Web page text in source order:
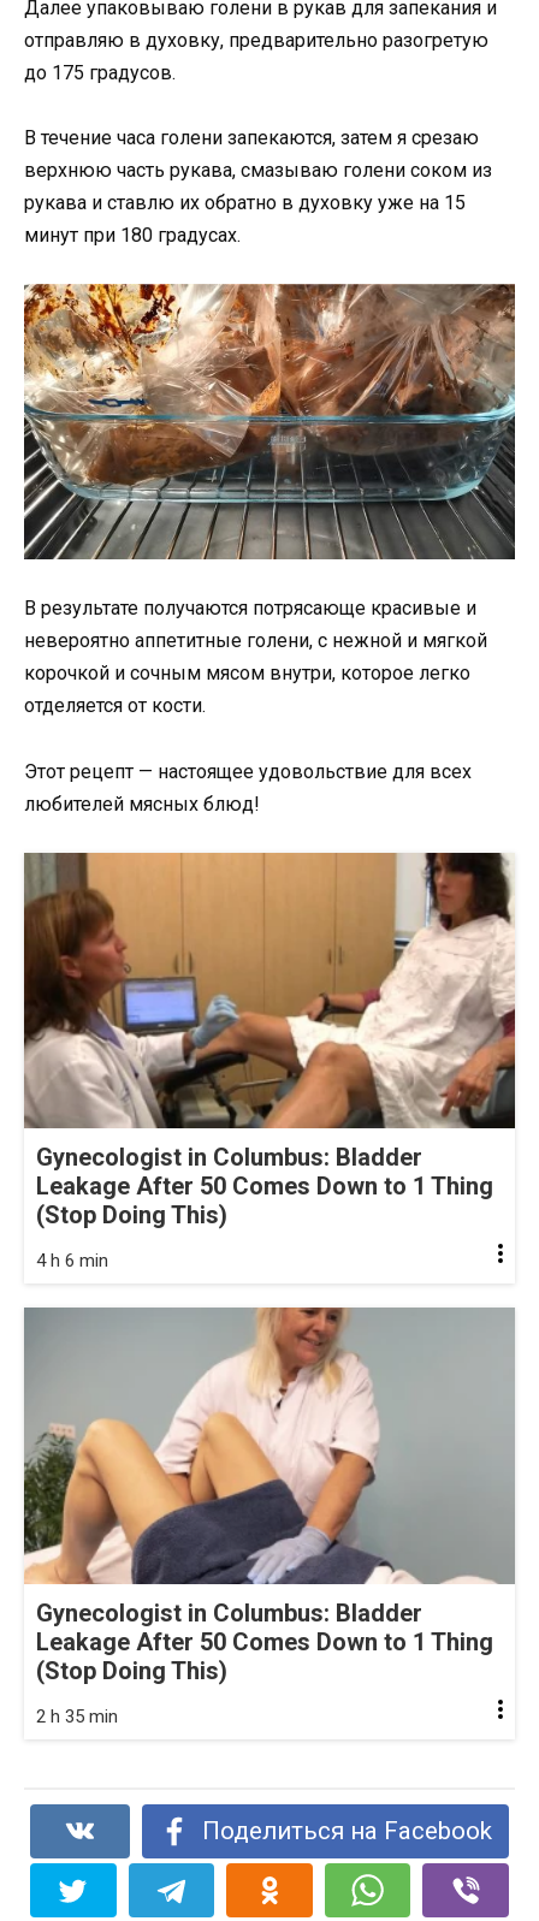
Далее упаковываю голени в рукав для запекания и
отправляю в духовку, предварительно разогретую
до 175 градусов.
В течение часа голени запекаются, затем я срезаю
верхнюю часть рукава, смазываю голени соком из
рукава и ставлю их обратно в духовку уже на 15
минут при 180 градусах.
В результате получаются потрясающе красивые и
невероятно аппетитные голени, с нежной и мягкой
корочкой и сочным мясом внутри, которое легко
отделяется от кости.
Этот рецепт — настоящее удовольствие для всех
любителей мясных блюд!
Gynecologist in Columbus: Bladder
Leakage After 50 Comes Down to 1 Thing
(Stop Doing This)
4 h 6 min
Gynecologist in Columbus: Bladder
Leakage After 50 Comes Down to 1 Thing
(Stop Doing This)
2 h 35 min
Поделиться на Facebook